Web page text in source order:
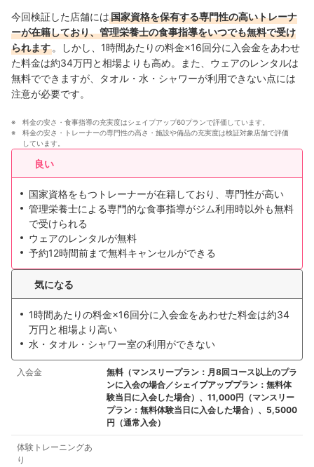
今回検証した店舗には国家資格を保有する専門性の高いトレーナ
ーが在籍しており、管理栄養士の食事指導をいつでも無料で受け
られます 。しかし、1時間あたりの料金×16回分に入会金をあわせ
た料金は約34万円と相場よりも高め。また、ウェアのレンタルは
無料でできますが、タオル・水・シャワーが利用できない点には
注意が必要です。
料金の安さ・食事指導の充実度はシェイプアップ60プランで評価しています。
料金の安さ・トレーナーの専門性の高さ・施設や備品の充実度は検証対象店舗で評価
しています。
良い
国家資格をもつトレーナーが在籍しており、専門性が高い
管理栄養士による専門的な食事指導がジム利用時以外も無料
で受けられる
ウェアのレンタルが無料
予約12時間前まで無料キャンセルができる
気になる
1時間あたりの料金×16回分に入会金をあわせた料金は約34
万円と相場より高い
水・タオル・シャワー室の利用ができない
入会金
無料（マンスリープラン：月8回コース以上のプラ
ンに入会の場合／シェイプアッププラン：無料体
験当日に入会した場合）、11,000円（マンスリー
プラン：無料体験当日に入会した場合）、5,5000
円（通常入会）
体験トレーニングあ
り